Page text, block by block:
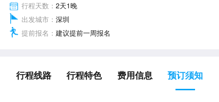
行程天数： 2天1晚
出发城市： 深圳
提前报名： 建议提前一周报名
行程线路 行程特色 费用信息 预订须知